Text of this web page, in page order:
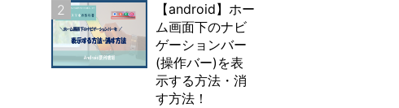
2
【android】ホー
ム画面下のナビ
ゲーションバー
(操作バー)を表
示する方法・消
す方法！